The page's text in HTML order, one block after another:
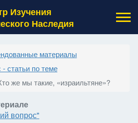
Изучения
Наследия
материалы
статьи по теме
же мы такие, «израильтяне»?
вопрос"